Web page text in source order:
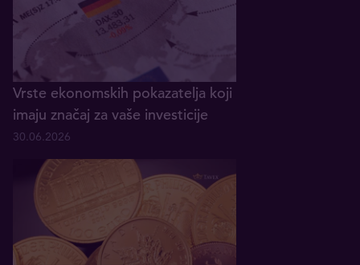
Vrste ekonomskih pokazatelja koji
imaju značaj za vaše investicije
30.06.2026